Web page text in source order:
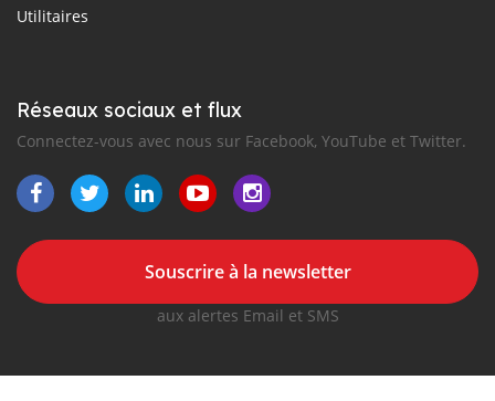
Utilitaires
Réseaux sociaux et flux
Connectez-vous avec nous sur Facebook, YouTube et Twitter.
Souscrire à la newsletter
aux alertes Email et SMS